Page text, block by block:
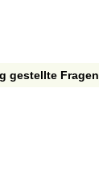
gestellte Fragen